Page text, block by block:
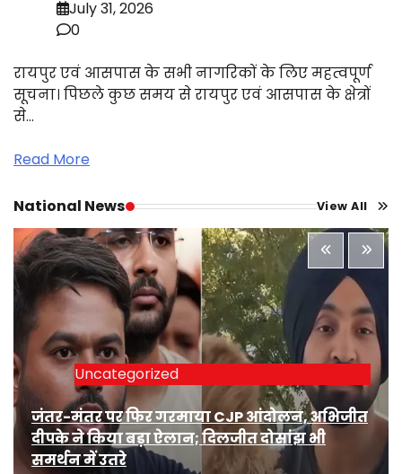
July 31, 2026
0
रायपुर एवं आसपास के सभी नागरिकों के लिए महत्वपूर्ण
सूचना। पिछले कुछ समय से रायपुर एवं आसपास के क्षेत्रों
से…
Read More
National News View All
Uncategorized
जंतर-मंतर पर फिर गरमाया CJP आंदोलन, अभिजीत
दीपके ने किया बड़ा ऐलान; दिलजीत दोसांझ भी
समर्थन में उतरे